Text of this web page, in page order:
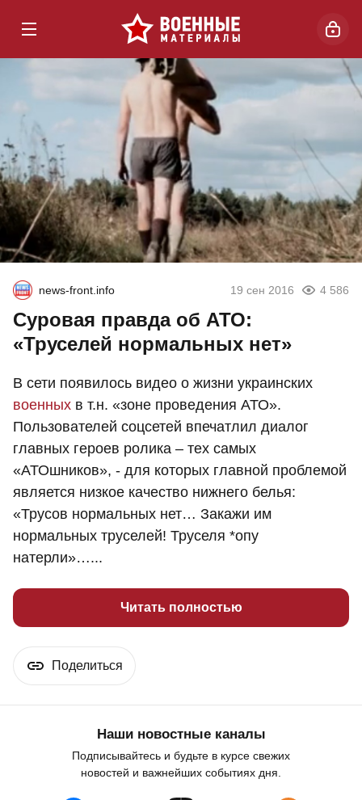
news-front.info 19 сен 2016 4 586
Суровая правда об АТО:
«Труселей нормальных нет»
В сети появилось видео о жизни украинских
военных в т.н. «зоне проведения АТО».
Пользователей соцсетей впечатлил диалог
главных героев ролика – тех самых
«АТОшников», - для которых главной проблемой
является низкое качество нижнего белья:
«Трусов нормальных нет… Закажи им
нормальных труселей! Труселя *опу
натерли»…...
Читать полностью
Поделиться
Наши новостные каналы
Подписывайтесь и будьте в курсе свежих
новостей и важнейших событиях дня.